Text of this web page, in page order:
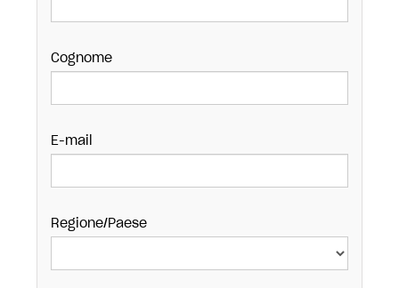
Cognome
E-mail
Regione/Paese